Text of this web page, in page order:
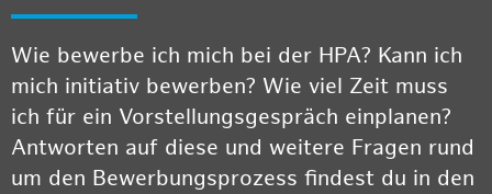
Wie bewerbe ich mich bei der HPA? Kann ich
mich initiativ bewerben? Wie viel Zeit muss
ich für ein Vorstellungsgespräch einplanen?
Antworten auf diese und weitere Fragen rund
um den Bewerbungsprozess findest du in den